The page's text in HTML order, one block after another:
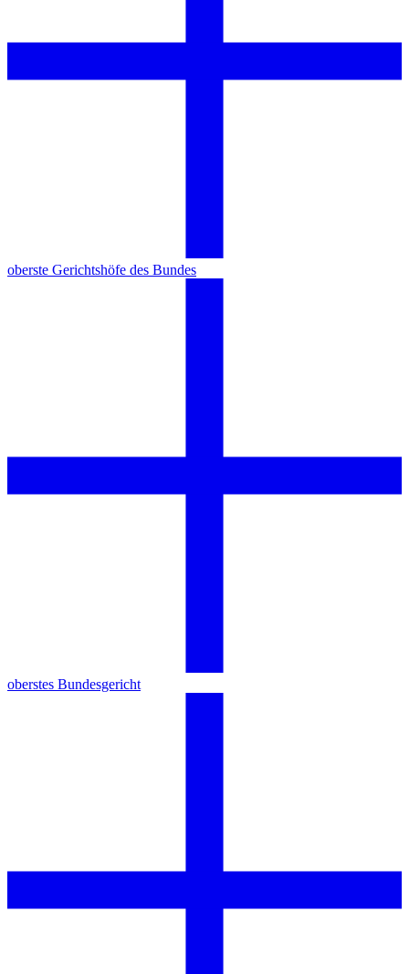
oberste Gerichtshöfe des Bundes
oberstes Bundesgericht